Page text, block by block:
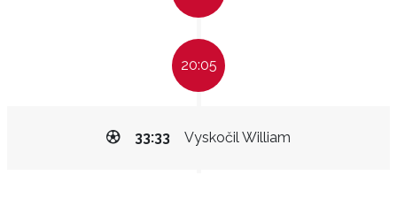
20:05
Vyskočil William
33:33